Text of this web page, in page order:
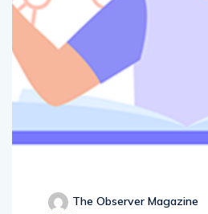
The Observer Magazine